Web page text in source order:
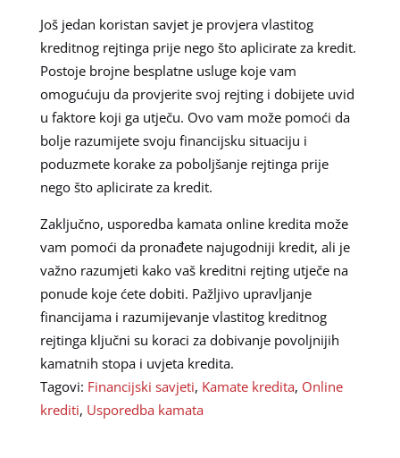
Još jedan koristan savjet je provjera vlastitog
kreditnog rejtinga prije nego što aplicirate za kredit.
Postoje brojne besplatne usluge koje vam
omogućuju da provjerite svoj rejting i dobijete uvid
u faktore koji ga utječu. Ovo vam može pomoći da
bolje razumijete svoju financijsku situaciju i
poduzmete korake za poboljšanje rejtinga prije
nego što aplicirate za kredit.
Zaključno, usporedba kamata online kredita može
vam pomoći da pronađete najugodniji kredit, ali je
važno razumjeti kako vaš kreditni rejting utječe na
ponude koje ćete dobiti. Pažljivo upravljanje
financijama i razumijevanje vlastitog kreditnog
rejtinga ključni su koraci za dobivanje povoljnijih
kamatnih stopa i uvjeta kredita.
Tagovi: Financijski savjeti, Kamate kredita, Online
krediti, Usporedba kamata